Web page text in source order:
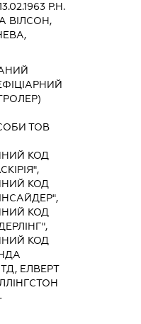
Р.Н.
ВІЛСОН,
ТОВ
КОД
КОД
КОД
КОД
ЕЛВЕРТ